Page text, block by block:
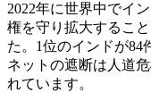
2022年に世界中でイ
権を守り拡大するこ
た。1位のインドが84
ネットの遮断は人道
れています。